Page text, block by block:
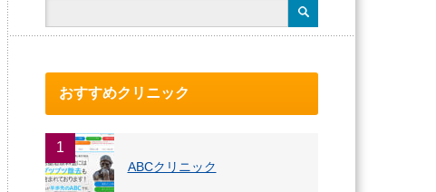
おすすめクリニック
1
ABCクリニック